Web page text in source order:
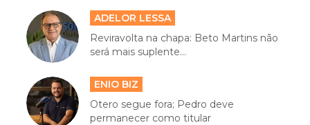
ADELOR LESSA
Reviravolta na chapa: Beto Martins não
será mais suplente...
ENIO BIZ
Otero segue fora; Pedro deve
permanecer como titular